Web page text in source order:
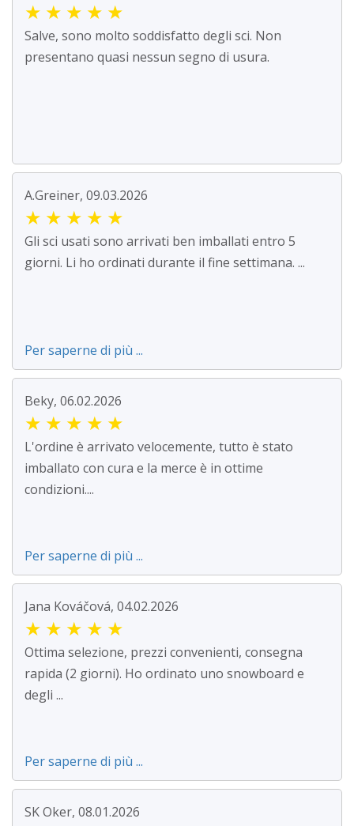
★ ★ ★ ★ ★
Salve, sono molto soddisfatto degli sci. Non
presentano quasi nessun segno di usura.
A.Greiner, 09.03.2026
★ ★ ★ ★ ★
Gli sci usati sono arrivati ben imballati entro 5
giorni. Li ho ordinati durante il fine settimana. ...
Per saperne di più ...
Beky, 06.02.2026
★ ★ ★ ★ ★
L'ordine è arrivato velocemente, tutto è stato
imballato con cura e la merce è in ottime
condizioni....
Per saperne di più ...
Jana Kováčová, 04.02.2026
★ ★ ★ ★ ★
Ottima selezione, prezzi convenienti, consegna
rapida (2 giorni). Ho ordinato uno snowboard e
degli ...
Per saperne di più ...
SK Oker, 08.01.2026